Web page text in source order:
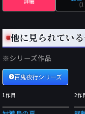
他に見られてい
※シリーズ作品
百鬼夜行シリーズ
1作目 2作